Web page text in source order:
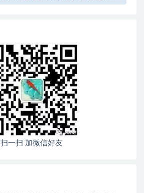
扫一扫 加微信好友